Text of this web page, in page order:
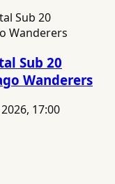
Sub 20
Wanderers
17:00